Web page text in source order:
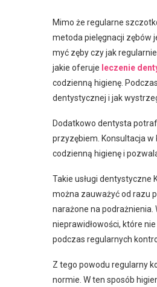
Mimo że regularne
metoda pielęgnacji zębów
myć zęby czy jak
jakie oferuje leczenie
codzienną higienę.
dentystycznej i jak
Dodatkowo dentysta
przyzębiem. Konsultacja
codzienną higienę i
Takie usługi dentystyczne
można zauważyć od razu
narażone na
nieprawidłowości, które
podczas regularnych
Z tego powodu regularny
normie. W ten sposób